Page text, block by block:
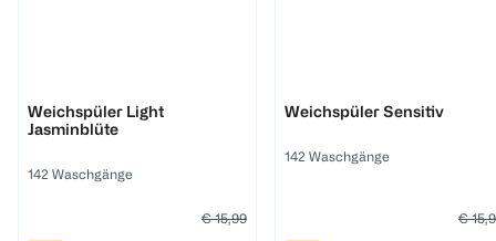
Weichspüler Light
Jasminblüte
142 Waschgänge
€ 15,99
Weichspüler Sensitiv
142 Waschgänge
€